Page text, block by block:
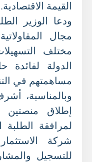
القيمة الاقتصادية.
ودعا الوزير
مجال
مختلف
الدولة لفائدة
مساهمتهم في
وبالمناسبة،
إطلاق منصتين
لمرافقة
شركة
للتسجيل